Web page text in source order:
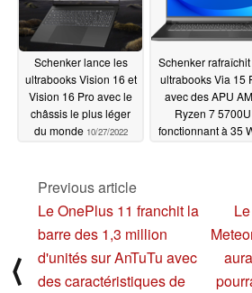
Schenker lance les
ultrabooks Vision 16 et
Vision 16 Pro avec le
châssis le plus léger
du monde 10/27/2022
Schenker
ultrabooks Via 15
avec des APU
Ryzen 7 5700U
fonctionnant à 35
⟨
Previous article
Le OnePlus 11 franchit la
barre des 1,3 million
d'unités sur AnTuTu avec
des caractéristiques de